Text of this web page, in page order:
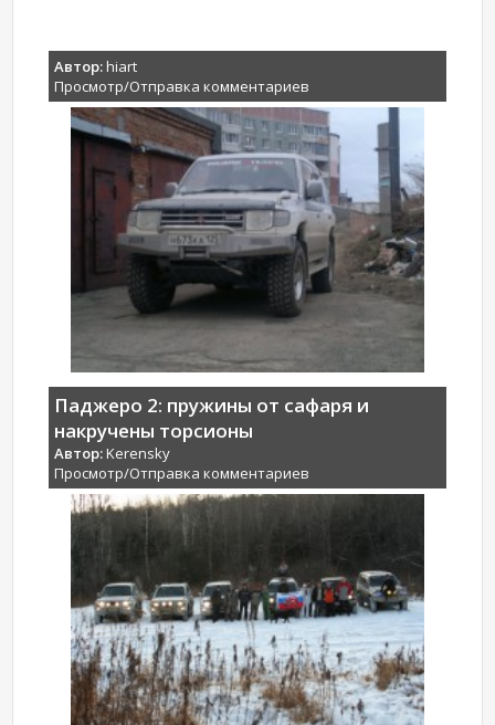
Автор:hiart
Просмотр/Отправка комментариев
Паджеро 2: пружины от сафаря и
накручены торсионы
Автор:Kerensky
Просмотр/Отправка комментариев